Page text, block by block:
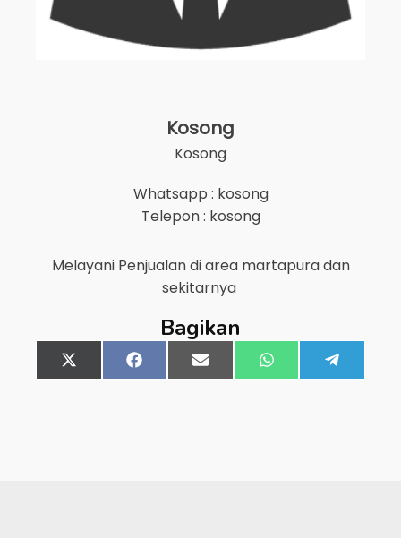
Kosong
Kosong
Whatsapp : kosong
Telepon : kosong
Melayani Penjualan di area martapuradan
sekitarnya
Bagikan
Share
on
X
(Twitter)
Share
on
FacebookShare
on
Email Share
on
WhatsApp
on